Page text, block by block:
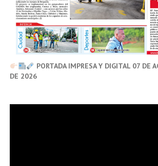
PORTADA IMPRESA Y DIGITAL 07 DE
DE 2026